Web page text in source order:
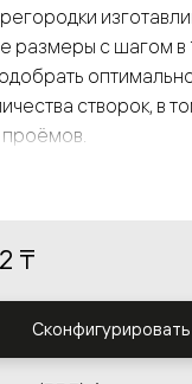
размеры с шагом в
створок, в
вставок из стекла
и
₸
Сконфигурировать